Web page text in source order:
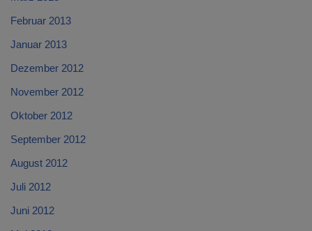
Februar 2013
Januar 2013
Dezember 2012
November 2012
Oktober 2012
September 2012
August 2012
Juli 2012
Juni 2012